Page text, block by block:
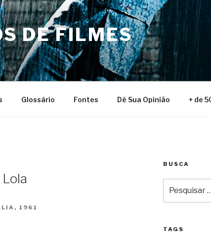
DE FILMES
Glossário Fontes Dê Sua Opinião + de
1961
BUSCA
por:
TAGS